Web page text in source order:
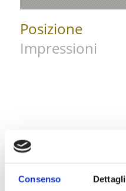
Consenso Dettagli
Posizione
Impressioni